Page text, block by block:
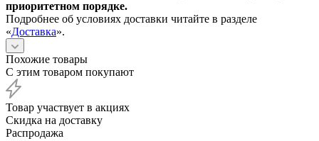
приоритетном порядке.
Подробнее об условиях доставки читайте в разделе
«Доставка».
Похожие товары
С этим товаром покупают
Товар участвует в акциях
Скидка на доставку
Распродажа